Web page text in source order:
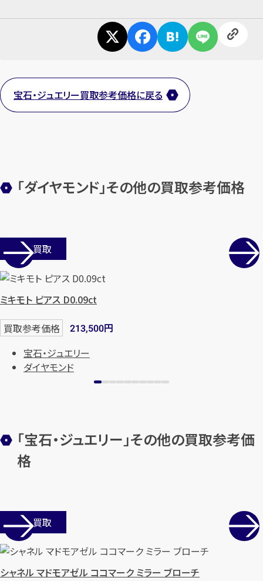
最短1分！
【総合受付】24時間・年中無休(年末年
メールで無料相談する
宝石・ジュエリー買取参考価格に戻る
「ダイヤモンド」その他の買取参考価格
店舗買取
ミキモト ピアス D0.09ct
買取参考価格 213,500円
宝石・ジュエリー
ダイヤモンド
「宝石・ジュエリー」その他の買取参考価
格
店舗買取
シャネル マドモアゼル ココマーク ミラー ブローチ